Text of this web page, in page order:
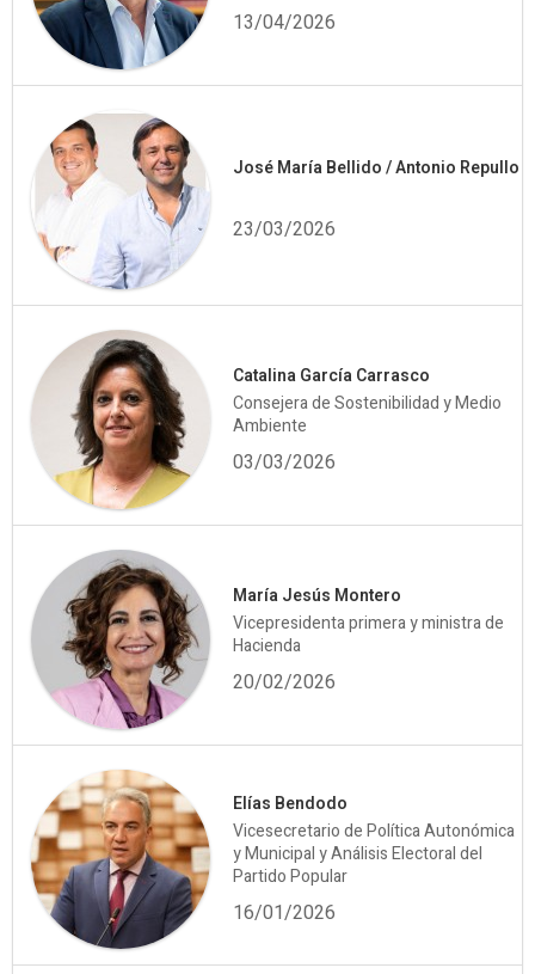
13/04/2026
José María Bellido / Antonio Repullo
23/03/2026
Catalina García Carrasco
Consejera de Sostenibilidad y Medio
Ambiente
03/03/2026
María Jesús Montero
Vicepresidenta primera y ministra de
Hacienda
20/02/2026
Elías Bendodo
Vicesecretario de Política Autonómica
y Municipal y Análisis Electoral del
Partido Popular
16/01/2026